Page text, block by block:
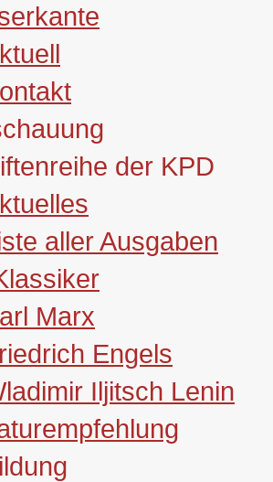
der KPD
aller Ausgaben
Marx
Engels
Iljitsch Lenin